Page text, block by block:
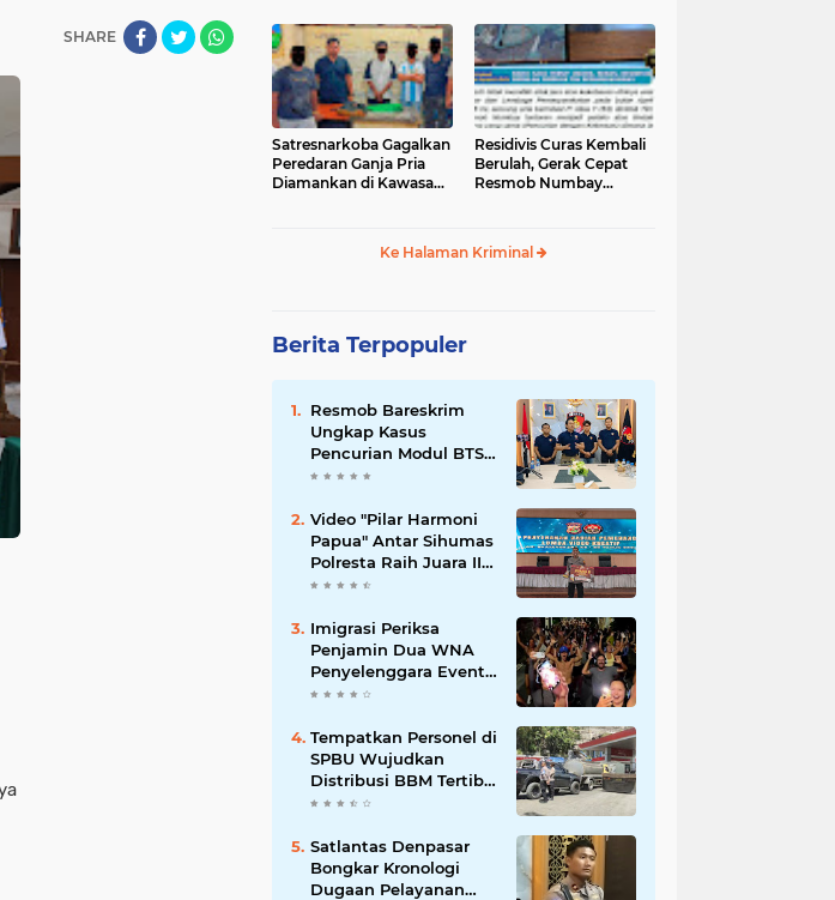
SHARE
‎Satresnarkoba Gagalkan
Peredaran Ganja Pria
Diamankan di Kawasan
‎Residivis Curas Kembali
Berulah, Gerak Cepat
Resmob Numbay
Ke Halaman Kriminal
Berita Terpopuler
Resmob Bareskrim
Ungkap Kasus
Pencurian Modul BTS
Senilai Rp.60 Miliar,
Video "Pilar Harmoni
Papua" Antar Sihumas
Polresta Raih Juara II
Lomba Video Kreatif
80
Imigrasi Periksa
Penjamin Dua WNA
Penyelenggara Event
Bali Silent Disco
‎Tempatkan Personel di
SPBU Wujudkan
Distribusi BBM Tertib
Hadirkan Kenyamanan
Satlantas Denpasar
Bongkar Kronologi
Dugaan Pelayanan